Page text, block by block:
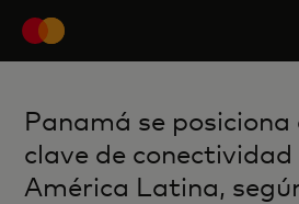
Panamá se posiciona
clave de conectividad
América Latina,